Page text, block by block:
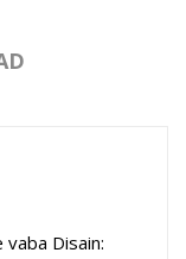
Disain: